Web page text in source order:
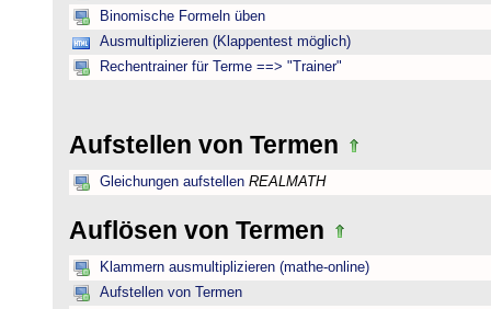
Binomische Formeln üben
Ausmultiplizieren (Klappentest möglich)
Rechentrainer für Terme ==> "Trainer"
Aufstellen von Termen
Gleichungen aufstellen REALMATH
Auflösen von Termen
Klammern ausmultiplizieren (mathe-online)
Aufstellen von Termen